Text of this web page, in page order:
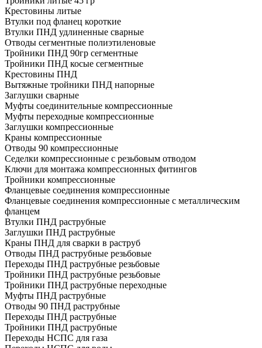
Крестовины литые
Втулки под фланец короткие
Втулки ПНД удлиненные сварные
Отводы сегментные полиэтиленовые
Тройники ПНД 90гр сегментные
Тройники ПНД косые сегментные
Крестовины ПНД
Вытяжные тройники ПНД напорные
Заглушки сварные
Муфты соединительные компрессионные
Муфты переходные компрессионные
Заглушки компрессионные
Краны компрессионные
Отводы 90 компрессионные
Седелки компрессионные с резьбовым отводом
Ключи для монтажа компрессионных фитингов
Тройники компрессионные
Фланцевые соединения компрессионные
Фланцевые соединения компрессионные с металлическим
фланцем
Втулки ПНД раструбные
Заглушки ПНД раструбные
Краны ПНД для сварки в раструб
Отводы ПНД раструбные резьбовые
Переходы ПНД раструбные резьбовые
Тройники ПНД раструбные резьбовые
Тройники ПНД раструбные переходные
Муфты ПНД раструбные
Отводы 90 ПНД раструбные
Переходы ПНД раструбные
Тройники ПНД раструбные
Переходы НСПС для газа